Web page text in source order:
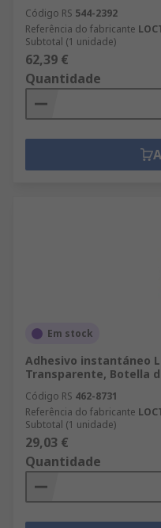
Código RS 544-2392
Referência do fabricante
Subtotal (1 unidade)
62,39 €
Quantidade
Em stock
Adhesivo instantáneo
Transparente, Botella
Código RS 462-8731
Referência do fabricante
Subtotal (1 unidade)
29,03 €
Quantidade